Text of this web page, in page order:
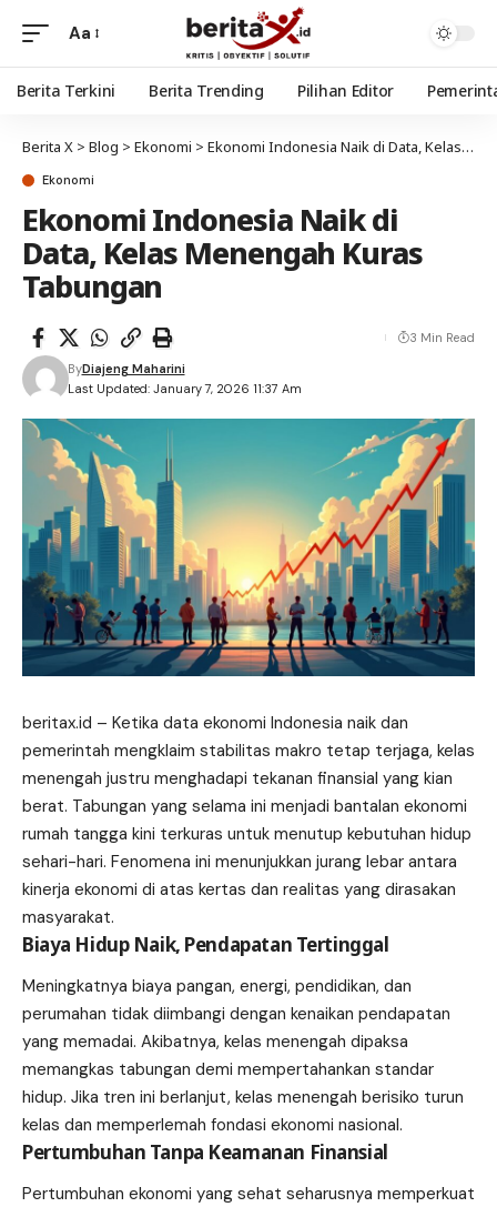
Aa
Berita Terkini Berita Trending Pilihan Editor
Berita X > Blog > Ekonomi > Ekonomi Indonesia Naik di Data, Kelas Menengah Kuras Tabungan
Ekonomi
Ekonomi Indonesia Naik di
Data, Kelas Menengah Kuras
Tabungan
Last Updated: January 7, 2026 11:37 Am
ByDiajeng Maharini
3 Min Read
beritax.id – Ketika data ekonomi Indonesia naik dan
pemerintah mengklaim stabilitas makro tetap terjaga, kelas
menengah justru menghadapi tekanan finansial yang kian
berat. Tabungan yang selama ini menjadi bantalan ekonomi
rumah tangga kini terkuras untuk menutup kebutuhan hidup
sehari-hari. Fenomena ini menunjukkan jurang lebar antara
kinerja ekonomi di atas kertas dan realitas yang dirasakan
masyarakat.
Biaya Hidup Naik, Pendapatan Tertinggal
Meningkatnya biaya pangan, energi, pendidikan, dan
perumahan tidak diimbangi dengan kenaikan pendapatan
yang memadai. Akibatnya, kelas menengah dipaksa
memangkas tabungan demi mempertahankan standar
hidup. Jika tren ini berlanjut, kelas menengah berisiko turun
kelas dan memperlemah fondasi ekonomi nasional.
Pertumbuhan Tanpa Keamanan Finansial
Pertumbuhan ekonomi yang sehat seharusnya memperkuat